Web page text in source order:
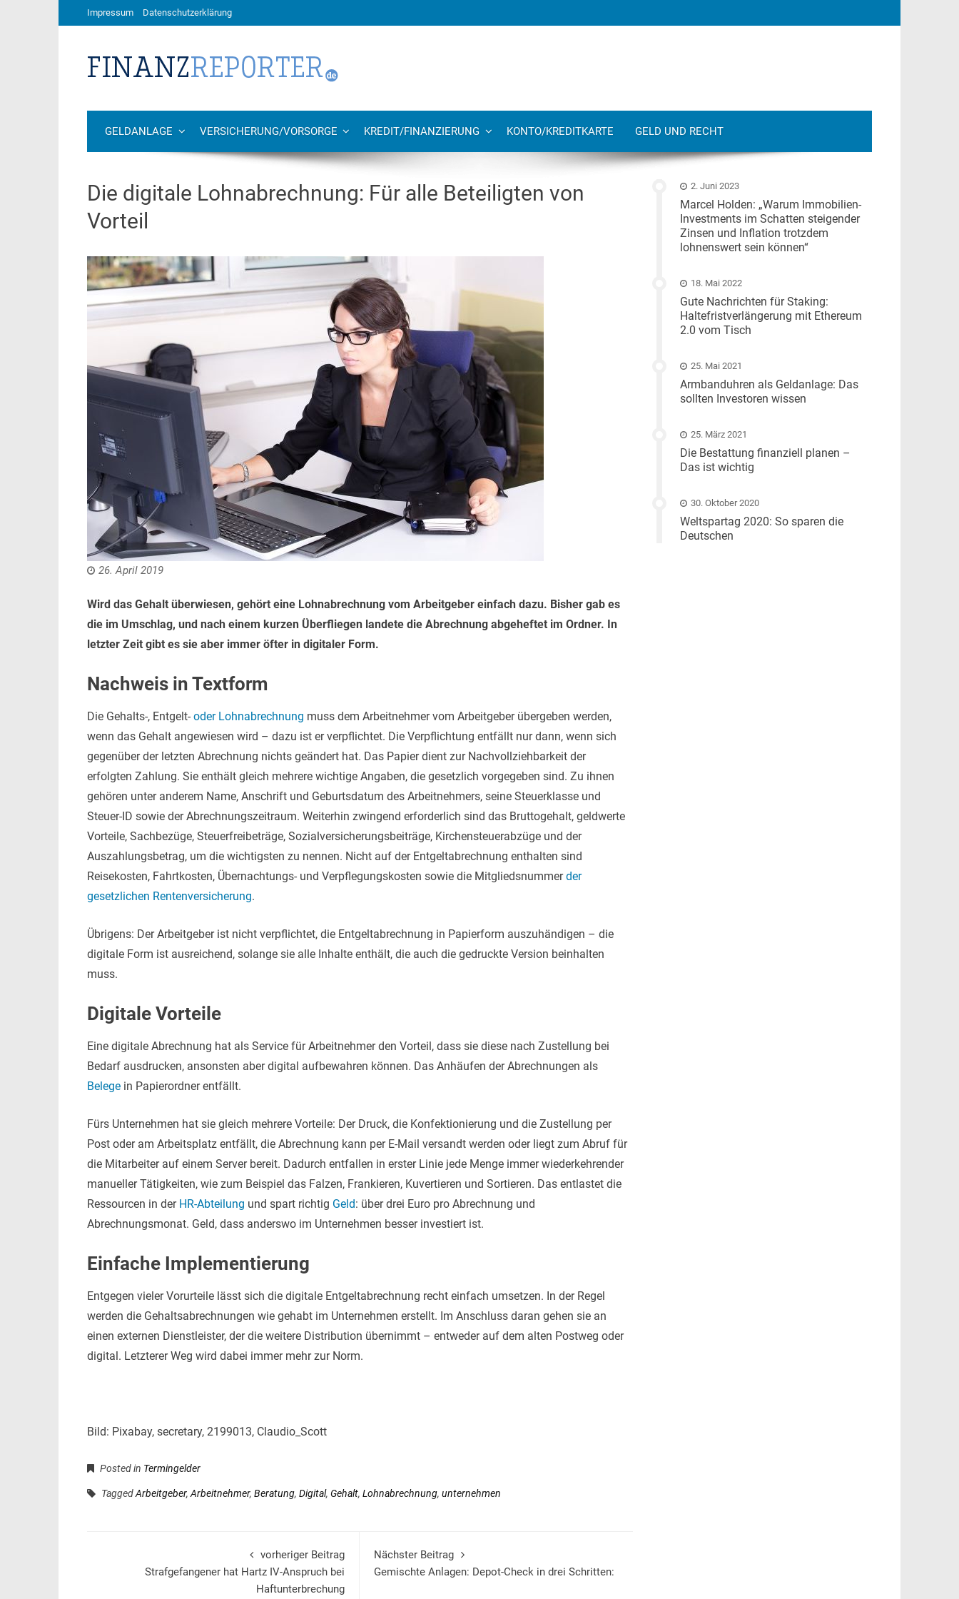
Impressum Datenschutzerklärung
GELDANLAGE VERSICHERUNG/VORSORGE KREDIT/FINANZIERUNG KONTO/KREDITKARTE GELD UND RECHT
Die digitale Lohnabrechnung: Für alle Beteiligten von
Vorteil
26. April 2019
Wird das Gehalt überwiesen, gehört eine Lohnabrechnung vom Arbeitgeber einfach dazu. Bisher gab es
die im Umschlag, und nach einem kurzen Überfliegen landete die Abrechnung abgeheftet im Ordner. In
letzter Zeit gibt es sie aber immer öfter in digitaler Form.
Nachweis in Textform
Die Gehalts-, Entgelt- oder Lohnabrechnung muss dem Arbeitnehmer vom Arbeitgeber übergeben werden,
wenn das Gehalt angewiesen wird – dazu ist er verpflichtet. Die Verpflichtung entfällt nur dann, wenn sich
gegenüber der letzten Abrechnung nichts geändert hat. Das Papier dient zur Nachvollziehbarkeit der
erfolgten Zahlung. Sie enthält gleich mehrere wichtige Angaben, die gesetzlich vorgegeben sind. Zu ihnen
gehören unter anderem Name, Anschrift und Geburtsdatum des Arbeitnehmers, seine Steuerklasse und
Steuer-ID sowie der Abrechnungszeitraum. Weiterhin zwingend erforderlich sind das Bruttogehalt, geldwerte
Vorteile, Sachbezüge, Steuerfreibeträge, Sozialversicherungsbeiträge, Kirchensteuerabzüge und der
Auszahlungsbetrag, um die wichtigsten zu nennen. Nicht auf der Entgeltabrechnung enthalten sind
Reisekosten, Fahrtkosten, Übernachtungs- und Verpflegungskosten sowie die Mitgliedsnummerder
gesetzlichen Rentenversicherung.
Übrigens: Der Arbeitgeber ist nicht verpflichtet, die Entgeltabrechnung in Papierform auszuhändigen – die
digitale Form ist ausreichend, solange sie alle Inhalte enthält, die auch die gedruckte Version beinhalten
muss.
Digitale Vorteile
Eine digitale Abrechnung hat als Service für Arbeitnehmer den Vorteil, dass sie diese nach Zustellung bei
Bedarf ausdrucken, ansonsten aber digital aufbewahren können. Das Anhäufen der Abrechnungen als
Belege in Papierordner entfällt.
Fürs Unternehmen hat sie gleich mehrere Vorteile: Der Druck, die Konfektionierung und die Zustellung per
Post oder am Arbeitsplatz entfällt, die Abrechnung kann per E-Mail versandt werden oder liegt zum Abruf für
die Mitarbeiter auf einem Server bereit. Dadurch entfallen in erster Linie jede Menge immer wiederkehrender
manueller Tätigkeiten, wie zum Beispiel das Falzen, Frankieren, Kuvertieren und Sortieren. Das entlastet die
Ressourcen in der HR-Abteilung und spart richtig Geld: über drei Euro pro Abrechnung und
Abrechnungsmonat. Geld, dass anderswo im Unternehmen besser investiert ist.
Einfache Implementierung
Entgegen vieler Vorurteile lässt sich die digitale Entgeltabrechnung recht einfach umsetzen. In der Regel
werden die Gehaltsabrechnungen wie gehabt im Unternehmen erstellt. Im Anschluss daran gehen sie an
einen externen Dienstleister, der die weitere Distribution übernimmt – entweder auf dem alten Postweg oder
digital. Letzterer Weg wird dabei immer mehr zur Norm.
Bild: Pixabay, secretary, 2199013, Claudio_Scott
Posted in Termingelder
TaggedArbeitgeber, Arbeitnehmer, Beratung, Digital, Gehalt, Lohnabrechnung, unternehmen
vorheriger Beitrag
Strafgefangener hat Hartz IV-Anspruch bei
Haftunterbrechung
Nächster Beitrag
Gemischte Anlagen: Depot-Check in drei Schritten:
2. Juni 2023
Marcel Holden: „Warum Immobilien-
Investments im Schatten steigender
Zinsen und Inflation trotzdem
lohnenswert sein können“
18. Mai 2022
Gute Nachrichten für Staking:
Haltefristverlängerung mit Ethereum
2.0 vom Tisch
25. Mai 2021
Armbanduhren als Geldanlage: Das
sollten Investoren wissen
25. März 2021
Die Bestattung finanziell planen –
Das ist wichtig
30. Oktober 2020
Weltspartag 2020: So sparen die
Deutschen